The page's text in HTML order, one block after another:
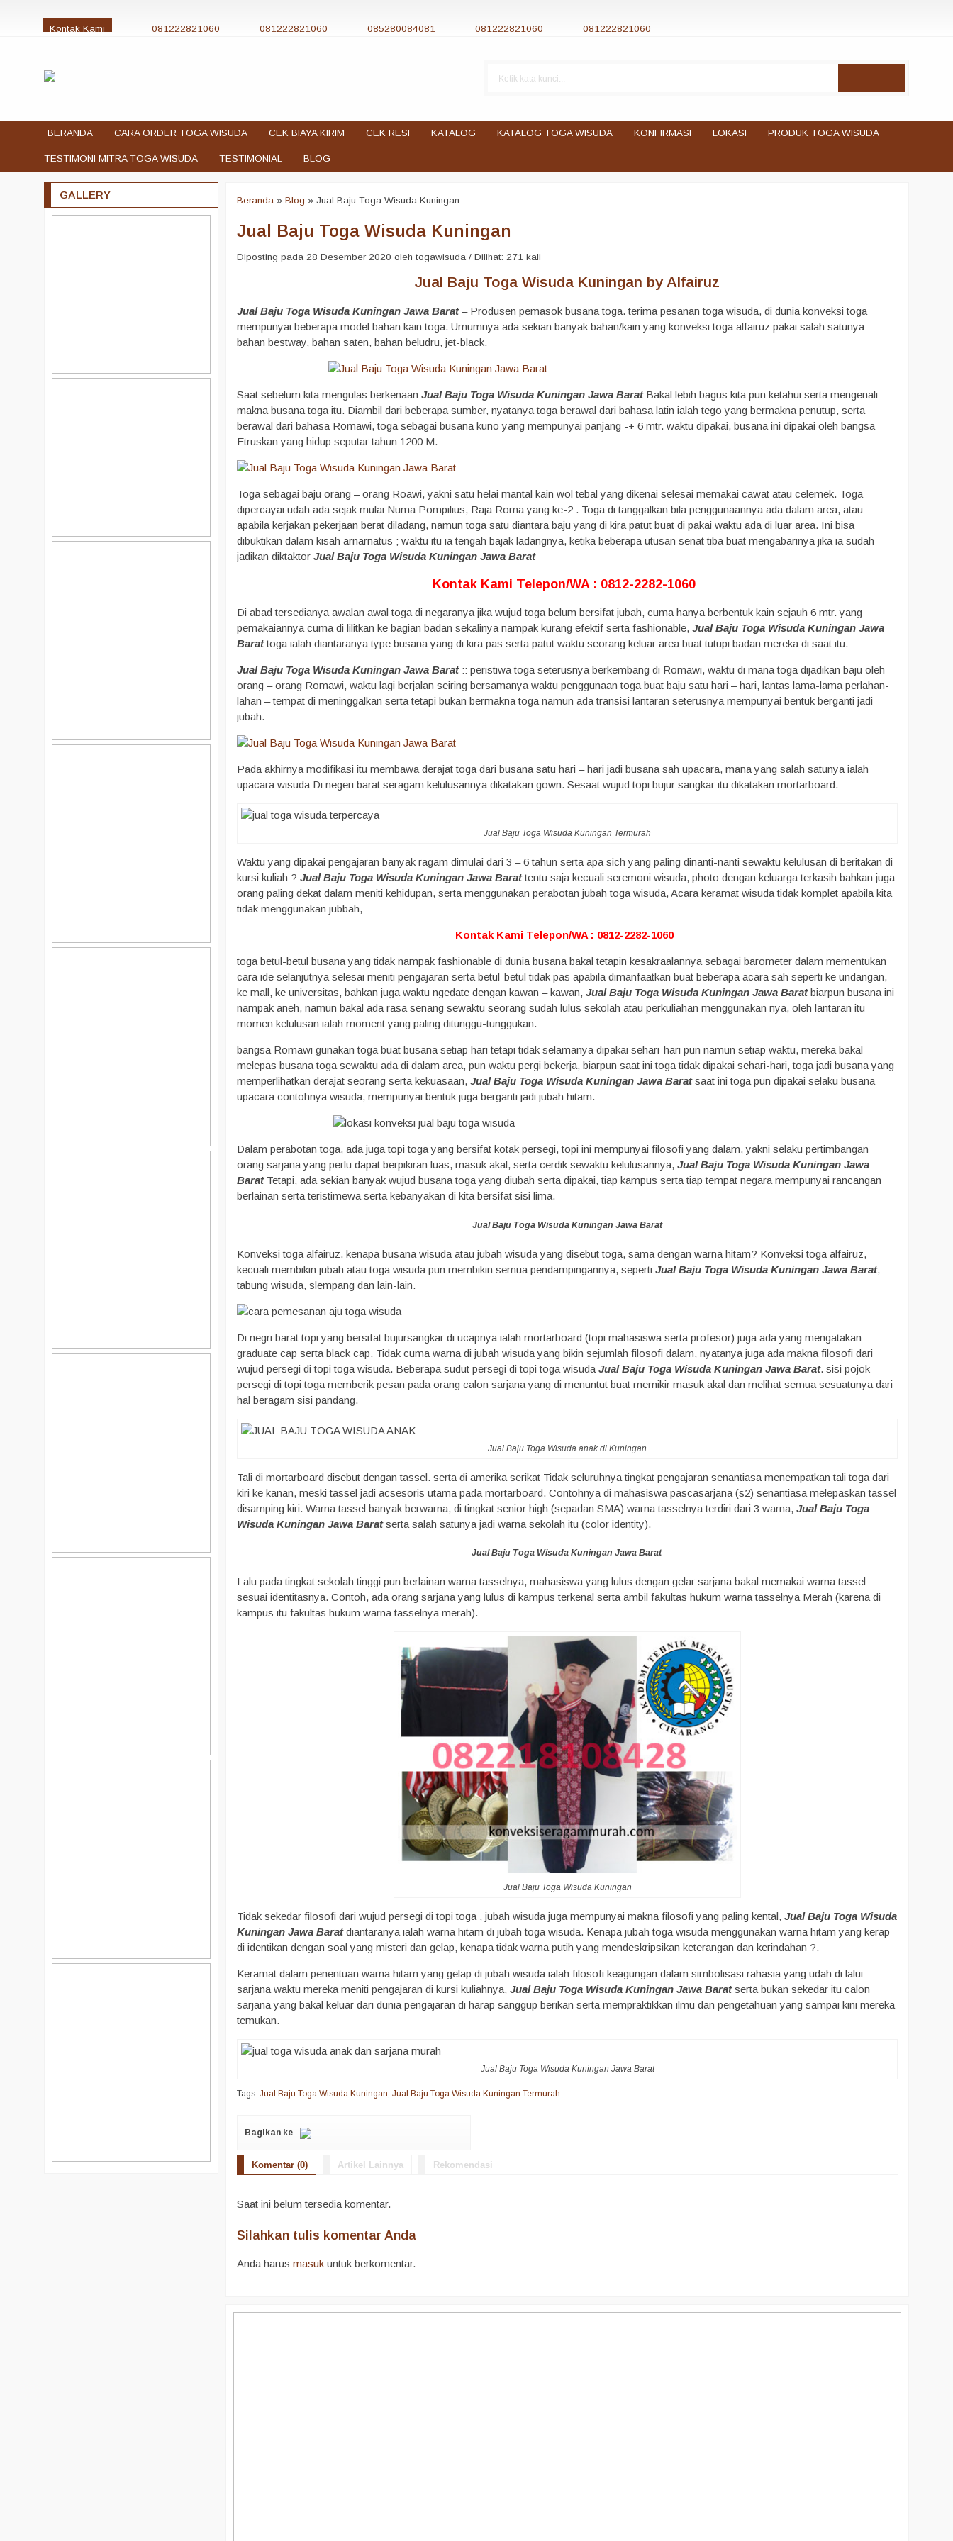
Kontak Kami 081222821060 081222821060 085280084081 081222821060 081222821060
BERANDA CARA ORDER TOGA WISUDA CEK BIAYA KIRIM CEK RESI KATALOG KATALOG TOGA WISUDA KONFIRMASI LOKASI PRODUK TOGA WISUDA
TESTIMONI MITRA TOGA WISUDA TESTIMONIAL BLOG
Beranda »Blog »Jual Baju Toga Wisuda Kuningan
Jual Baju Toga Wisuda Kuningan
Diposting pada 28 Desember 2020 oleh togawisuda / Dilihat: 271 kali
Jual Baju Toga Wisuda Kuningan by Alfairuz
Jual Baju Toga Wisuda Kuningan Jawa Barat – Produsen pemasok busana toga. terima pesanan toga wisuda, di dunia konveksi toga
mempunyai beberapa model bahan kain toga. Umumnya ada sekian banyak bahan/kain yang konveksi toga alfairuz pakai salah satunya :
bahan bestway, bahan saten, bahan beludru, jet-black.
Saat sebelum kita mengulas berkenaanJual Baju Toga Wisuda Kuningan Jawa BaratBakal lebih bagus kita pun ketahui serta mengenali
makna busana toga itu. Diambil dari beberapa sumber, nyatanya toga berawal dari bahasa latin ialah tego yang bermakna penutup, serta
berawal dari bahasa Romawi, toga sebagai busana kuno yang mempunyai panjang -+ 6 mtr. waktu dipakai, busana ini dipakai oleh bangsa
Etruskan yang hidup seputar tahun 1200 M.
Toga sebagai baju orang – orang Roawi, yakni satu helai mantal kain wol tebal yang dikenai selesai memakai cawat atau celemek. Toga
dipercayai udah ada sejak mulai Numa Pompilius, Raja Roma yang ke-2 . Toga di tanggalkan bila penggunaannya ada dalam area, atau
apabila kerjakan pekerjaan berat diladang, namun toga satu diantara baju yang di kira patut buat di pakai waktu ada di luar area. Ini bisa
dibuktikan dalam kisah arnarnatus ; waktu itu ia tengah bajak ladangnya, ketika beberapa utusan senat tiba buat mengabarinya jika ia sudah
jadikan diktaktorJual Baju Toga Wisuda Kuningan Jawa Barat
Kontak Kami Telepon/WA : 0812-2282-1060
Di abad tersedianya awalan awal toga di negaranya jika wujud toga belum bersifat jubah, cuma hanya berbentuk kain sejauh 6 mtr. yang
pemakaiannya cuma di lilitkan ke bagian badan sekalinya nampak kurang efektif serta fashionable,Jual Baju Toga Wisuda Kuningan Jawa
Barattoga ialah diantaranya type busana yang di kira pas serta patut waktu seorang keluar area buat tutupi badan mereka di saat itu.
Jual Baju Toga Wisuda Kuningan Jawa Barat:: peristiwa toga seterusnya berkembang di Romawi, waktu di mana toga dijadikan baju oleh
orang – orang Romawi, waktu lagi berjalan seiring bersamanya waktu penggunaan toga buat baju satu hari – hari, lantas lama-lama perlahan-
lahan – tempat di meninggalkan serta tetapi bukan bermakna toga namun ada transisi lantaran seterusnya mempunyai bentuk berganti jadi
jubah.
Pada akhirnya modifikasi itu membawa derajat toga dari busana satu hari – hari jadi busana sah upacara, mana yang salah satunya ialah
upacara wisuda Di negeri barat seragam kelulusannya dikatakan gown. Sesaat wujud topi bujur sangkar itu dikatakan mortarboard.
Jual Baju Toga Wisuda Kuningan Termurah
Waktu yang dipakai pengajaran banyak ragam dimulai dari 3 – 6 tahun serta apa sich yang paling dinanti-nanti sewaktu kelulusan di beritakan di
kursi kuliah ?Jual Baju Toga Wisuda Kuningan Jawa Barattentu saja kecuali seremoni wisuda, photo dengan keluarga terkasih bahkan juga
orang paling dekat dalam meniti kehidupan, serta menggunakan perabotan jubah toga wisuda, Acara keramat wisuda tidak komplet apabila kita
tidak menggunakan jubbah,
Kontak Kami Telepon/WA : 0812-2282-1060
toga betul-betul busana yang tidak nampak fashionable di dunia busana bakal tetapin kesakraalannya sebagai barometer dalam mementukan
cara ide selanjutnya selesai meniti pengajaran serta betul-betul tidak pas apabila dimanfaatkan buat beberapa acara sah seperti ke undangan,
ke mall, ke universitas, bahkan juga waktu ngedate dengan kawan – kawan,Jual Baju Toga Wisuda Kuningan Jawa Baratbiarpun busana ini
nampak aneh, namun bakal ada rasa senang sewaktu seorang sudah lulus sekolah atau perkuliahan menggunakan nya, oleh lantaran itu
momen kelulusan ialah moment yang paling ditunggu-tunggukan.
bangsa Romawi gunakan toga buat busana setiap hari tetapi tidak selamanya dipakai sehari-hari pun namun setiap waktu, mereka bakal
melepas busana toga sewaktu ada di dalam area, pun waktu pergi bekerja, biarpun saat ini toga tidak dipakai sehari-hari, toga jadi busana yang
memperlihatkan derajat seorang serta kekuasaan,Jual Baju Toga Wisuda Kuningan Jawa Baratsaat ini toga pun dipakai selaku busana
upacara contohnya wisuda, mempunyai bentuk juga berganti jadi jubah hitam.
Dalam perabotan toga, ada juga topi toga yang bersifat kotak persegi, topi ini mempunyai filosofi yang dalam, yakni selaku pertimbangan
orang sarjana yang perlu dapat berpikiran luas, masuk akal, serta cerdik sewaktu kelulusannya,Jual Baju Toga Wisuda Kuningan Jawa
BaratTetapi, ada sekian banyak wujud busana toga yang diubah serta dipakai, tiap kampus serta tiap tempat negara mempunyai rancangan
berlainan serta teristimewa serta kebanyakan di kita bersifat sisi lima.
Jual Baju Toga Wisuda Kuningan Jawa Barat
Konveksi toga alfairuz. kenapa busana wisuda atau jubah wisuda yang disebut toga, sama dengan warna hitam? Konveksi toga alfairuz,
kecuali membikin jubah atau toga wisuda pun membikin semua pendampingannya, sepertiJual Baju Toga Wisuda Kuningan Jawa Barat,
tabung wisuda, slempang dan lain-lain.
Di negri barat topi yang bersifat bujursangkar di ucapnya ialah mortarboard (topi mahasiswa serta profesor) juga ada yang mengatakan
graduate cap serta black cap. Tidak cuma warna di jubah wisuda yang bikin sejumlah filosofi dalam, nyatanya juga ada makna filosofi dari
wujud persegi di topi toga wisuda. Beberapa sudut persegi di topi toga wisudaJual Baju Toga Wisuda Kuningan Jawa Barat. sisi pojok
persegi di topi toga memberik pesan pada orang calon sarjana yang di menuntut buat memikir masuk akal dan melihat semua sesuatunya dari
hal beragam sisi pandang.
Jual Baju Toga Wisuda anak di Kuningan
Tali di mortarboard disebut dengan tassel. serta di amerika serikat Tidak seluruhnya tingkat pengajaran senantiasa menempatkan tali toga dari
kiri ke kanan, meski tassel jadi acsesoris utama pada mortarboard. Contohnya di mahasiswa pascasarjana (s2) senantiasa melepaskan tassel
disamping kiri. Warna tassel banyak berwarna, di tingkat senior high (sepadan SMA) warna tasselnya terdiri dari 3 warna,Jual Baju Toga
Wisuda Kuningan Jawa Baratserta salah satunya jadi warna sekolah itu (color identity).
Jual Baju Toga Wisuda Kuningan Jawa Barat
Lalu pada tingkat sekolah tinggi pun berlainan warna tasselnya, mahasiswa yang lulus dengan gelar sarjana bakal memakai warna tassel
sesuai identitasnya. Contoh, ada orang sarjana yang lulus di kampus terkenal serta ambil fakultas hukum warna tasselnya Merah (karena di
kampus itu fakultas hukum warna tasselnya merah).
Jual Baju Toga Wisuda Kuningan
Tidak sekedar filosofi dari wujud persegi di topi toga , jubah wisuda juga mempunyai makna filosofi yang paling kental,Jual Baju Toga Wisuda
Kuningan Jawa Baratdiantaranya ialah warna hitam di jubah toga wisuda. Kenapa jubah toga wisuda menggunakan warna hitam yang kerap
di identikan dengan soal yang misteri dan gelap, kenapa tidak warna putih yang mendeskripsikan keterangan dan kerindahan ?.
Keramat dalam penentuan warna hitam yang gelap di jubah wisuda ialah filosofi keagungan dalam simbolisasi rahasia yang udah di lalui
sarjana waktu mereka meniti pengajaran di kursi kuliahnya,Jual Baju Toga Wisuda Kuningan Jawa Baratserta bukan sekedar itu calon
sarjana yang bakal keluar dari dunia pengajaran di harap sanggup berikan serta mempraktikkan ilmu dan pengetahuan yang sampai kini mereka
temukan.
Jual Baju Toga Wisuda Kuningan Jawa Barat
Tags:Jual Baju Toga Wisuda Kuningan ,Jual Baju Toga Wisuda Kuningan Termurah
Bagikan ke
Komentar (0) Artikel Lainnya Rekomendasi
Saat ini belum tersedia komentar.
Silahkan tulis komentar Anda
Anda harusmasuk untuk berkomentar.
GALLERY